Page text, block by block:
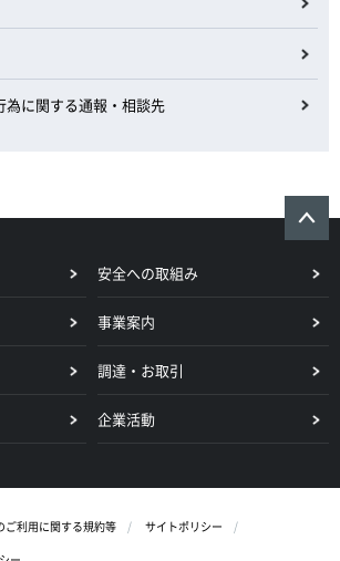
為に関する通報・相談先
安全への取組み
事業案内
調達・お取引
企業活動
ご利用に関する規約等
サイトポリシー